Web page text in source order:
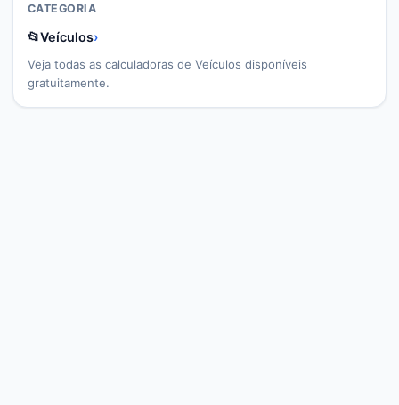
CATEGORIA
📂Veículos›
Veja todas as calculadoras de Veículos disponíveis
gratuitamente.